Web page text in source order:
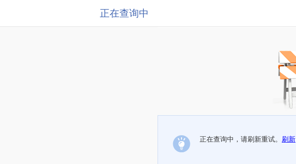
正在查询中
正在查询中，请刷新重试。 刷新